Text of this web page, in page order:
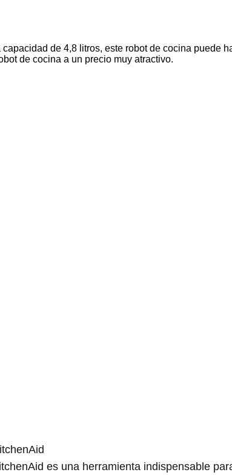
de 4,8 litros, este robot de cocina puede
de cocina a un precio muy atractivo.
es una herramienta indispensable